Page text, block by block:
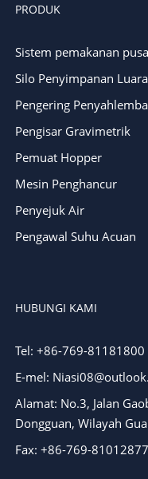
PRODUK
Sistem pemakanan
Silo Penyimpanan
Pengering
Pengisar Gravimetrik
Pemuat Hopper
Mesin Penghancur
Penyejuk Air
Pengawal Suhu Acuan
HUBUNGI KAMI
Tel: +86-769-81181800
E-mel:
Alamat: No.3, Jalan
Dongguan, Wilayah
Fax: +86-769-81012877